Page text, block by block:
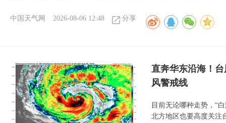
中国天气网 2026-08-06 12:48 分享
直奔华东沿海！
风警戒线
目前无论哪种走势，“
北方地区也要高度关注